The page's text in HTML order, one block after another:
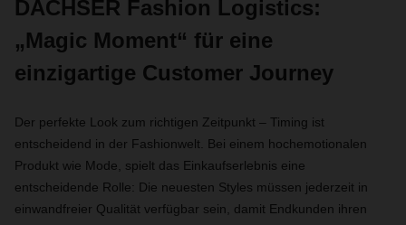
DACHSER Fashion Logistics:
„Magic Moment“ für eine
einzigartige Customer Journey
Der perfekte Look zum richtigen Zeitpunkt – Timing ist
entscheidend in der Fashionwelt. Bei einem hochemotionalen
Produkt wie Mode, spielt das Einkaufserlebnis eine
entscheidende Rolle: Die neuesten Styles müssen jederzeit in
einwandfreier Qualität verfügbar sein, damit Endkunden ihren